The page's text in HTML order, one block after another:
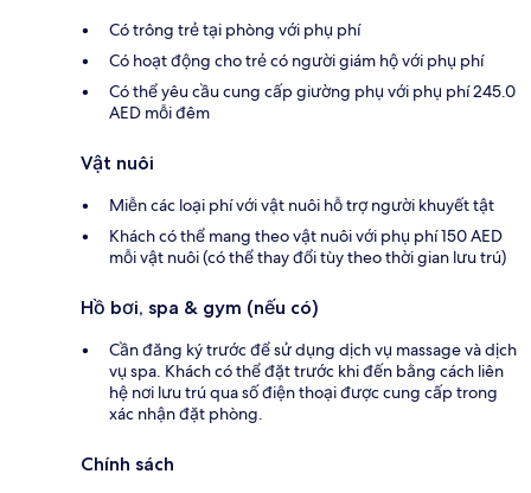
Có trông trẻ tại phòng với phụ phí
Có hoạt động cho trẻ có người giám hộ với phụ phí
Có thể yêu cầu cung cấp giường phụ với phụ phí 245.0
AED mỗi đêm
Vật nuôi
Miễn các loại phí với vật nuôi hỗ trợ người khuyết tật
Khách có thể mang theo vật nuôi với phụ phí 150 AED
mỗi vật nuôi (có thể thay đổi tùy theo thời gian lưu trú)
Hồ bơi, spa & gym (nếu có)
Cần đăng ký trước để sử dụng dịch vụ massage và dịch
vụ spa. Khách có thể đặt trước khi đến bằng cách liên
hệ nơi lưu trú qua số điện thoại được cung cấp trong
xác nhận đặt phòng.
Chính sách